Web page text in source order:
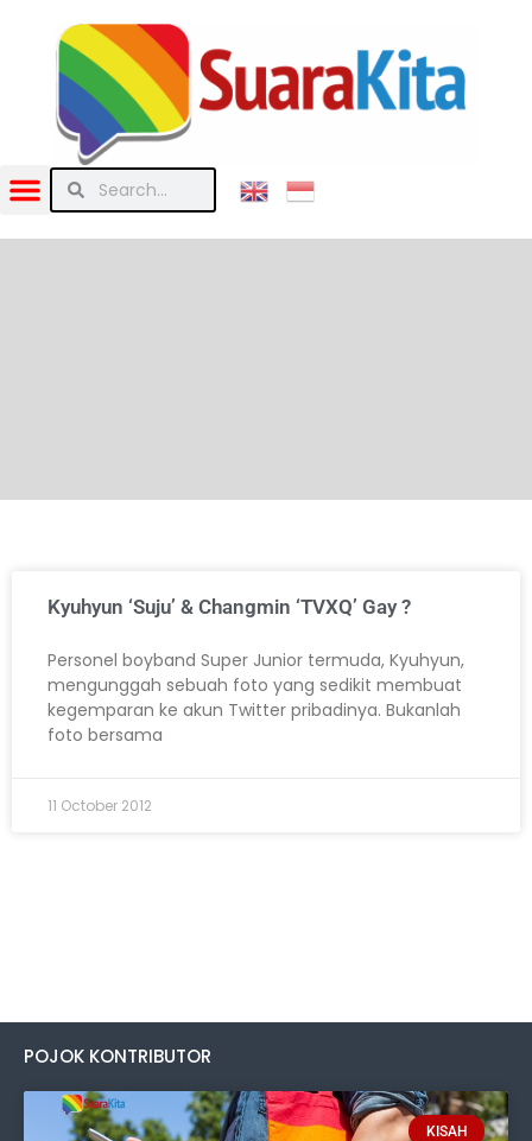
Kyuhyun ‘Suju’ & Changmin ‘TVXQ’ Gay ?
Personel boyband Super Junior termuda, Kyuhyun,
mengunggah sebuah foto yang sedikit membuat
kegemparan ke akun Twitter pribadinya. Bukanlah
foto bersama
11 October 2012
POJOK KONTRIBUTOR
KISAH